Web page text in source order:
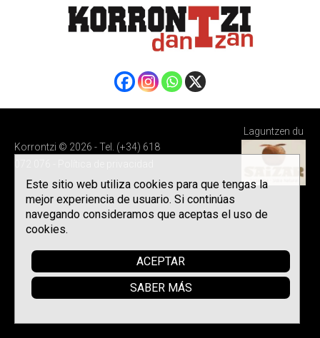
Korrontzi © 2026 - Tel. (+34) 618
Laguntzen du
Este sitio web utiliza cookies para que tengas la
mejor experiencia de usuario. Si continúas
navegando consideramos que aceptas el uso de
cookies.
ACEPTAR
SABER MÁS